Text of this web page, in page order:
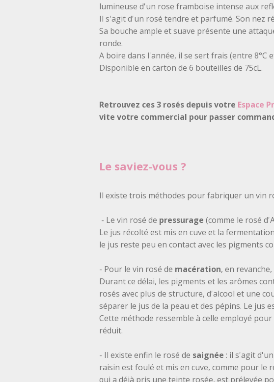
lumineuse d'un rose framboise intense aux
Il s'agit d'un rosé tendre et parfumé. Son nez
Sa bouche ample et suave présente une
ronde.
A boire dans l'année, il se sert frais (entre 8°C
Disponible en carton de 6 bouteilles de 75cL.
Retrouvez ces 3 rosés depuis votre Espace
vite votre commercial pour passer
Le saviez-vous ?
Il existe trois méthodes pour fabriquer un vin
- Le vin rosé de pressurage (comme le rosé
Le jus récolté est mis en cuve et la
le jus reste peu en contact avec les pigments
- Pour le vin rosé de macération, en
Durant ce délai, les pigments et les arômes
rosés avec plus de structure, d'alcool et une
séparer le jus de la peau et des pépins. Le jus
Cette méthode ressemble à celle employé
réduit.
- Il existe enfin le rosé de saignée : il s'agit
raisin est foulé et mis en cuve, comme pour le
qui a déjà pris une teinte rosée, est prélevée